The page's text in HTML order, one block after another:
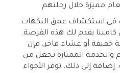
مميزة خلال رحلتهم.
في استكشاف عمق النكهات
كامننا يقدم لك هذه الفرصة.
أو عشاء فاخر، فإن
والخدمة الممتازة تجعل من
إضافة إلى ذلك، توفر الأجواء